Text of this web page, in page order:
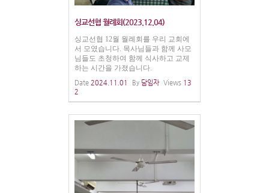
싱교선협 월례회(2023.12.04)
싱교선협 12월 월례회를 우리 교회에
서 모였습니다. 목사님들과 함께 사모
님들도 초청하여 함께 식사하고 교제
하는 시간을 가졌습니다.
Date 2024.11.01 By 담임자 Views 13
2